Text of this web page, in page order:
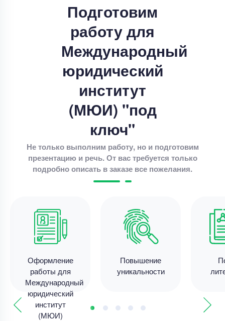
Подготовим
работу для
Международный
юридический
институт
(МЮИ) "под
ключ"
Не только выполним работу, но и подготовим
презентацию и речь. От вас требуется только
подробно описать в заказе все пожелания.
Оформление
работы для
Международный
юридический
институт
(МЮИ)
Повышение
уникальности